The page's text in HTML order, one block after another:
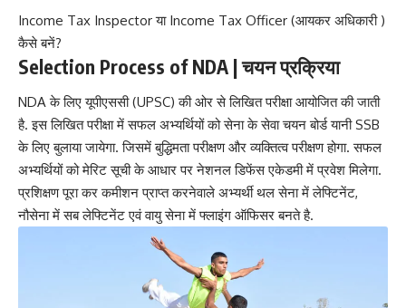
Income Tax Inspector या Income Tax Officer (आयकर अधिकारी )
कैसे बनें?
Selection Process of NDA | चयन प्रक्रिया
NDA के लिए यूपीएससी (UPSC) की ओर से लिखित परीक्षा आयोजित की जाती
है. इस लिखित परीक्षा में सफल अभ्यर्थियों को सेना के सेवा चयन बोर्ड यानी SSB
के लिए बुलाया जायेगा. जिसमें बुद्धिमता परीक्षण और व्यक्तित्व परीक्षण होगा. सफल
अभ्यर्थियों को मेरिट सूची के आधार पर नेशनल डिफेंस एकेडमी में प्रवेश मिलेगा.
प्रशिक्षण पूरा कर कमीशन प्राप्त करनेवाले अभ्यर्थी थल सेना में लेफ्टिनेंट,
नौसेना में सब लेफ्टिनेंट एवं वायु सेना में फ्लाइंग ऑफिसर बनते है.